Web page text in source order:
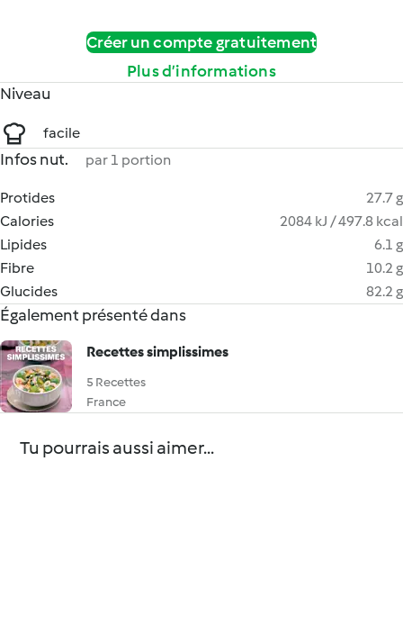
Créer un compte gratuitement
Plus d’informations
Niveau
facile
Infos nut. par 1 portion
Protides
27.7 g
Calories
2084 kJ / 497.8 kcal
Lipides
6.1 g
Fibre
10.2 g
Glucides
82.2 g
Également présenté dans
Recettes simplissimes
5 Recettes
France
Tu pourrais aussi aimer...